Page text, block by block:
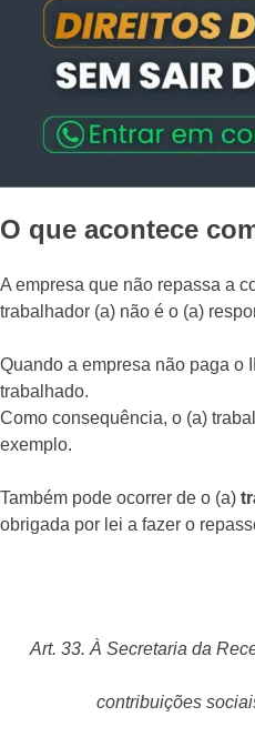
O que acontece
A empresa que não repassa a
trabalhador (a) não é o (a)
Quando a empresa não paga o
trabalhado.
Como consequência, o (a)
exemplo.
Também pode ocorrer de o (a)
obrigada por lei a fazer o
Art. 33. À Secretaria da
contribuições